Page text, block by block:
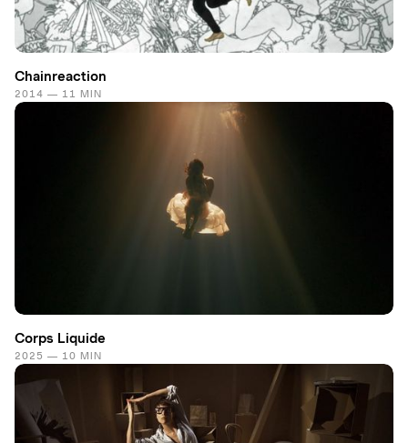
Chainreaction
2014 — 11 MIN
Corps Liquide
2025 — 10 MIN